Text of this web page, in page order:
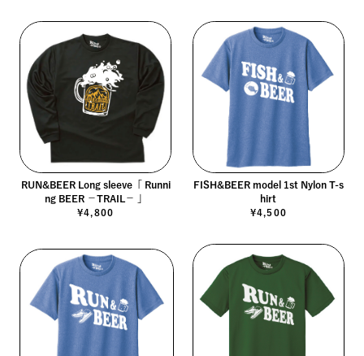
RUN&BEER Long sleeve「 Runni
ng BEER －TRAIL－ 」
¥4,800
FISH&BEER model 1st Nylon T-s
hirt
¥4,500